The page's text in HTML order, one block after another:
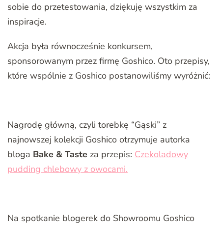
sobie do przetestowania, dziękuję wszystkim za
inspiracje.
Akcja była równocześnie konkursem,
sponsorowanym przez firmę Goshico. Oto przepisy,
które wspólnie z Goshico postanowiliśmy wyróżnić:
Nagrodę główną, czyli torebkę “Gąski” z
najnowszej kolekcji Goshico otrzymuje autorka
bloga Bake & Taste za przepis: Czekoladowy
pudding chlebowy z owocami.
Na spotkanie blogerek do Showroomu Goshico